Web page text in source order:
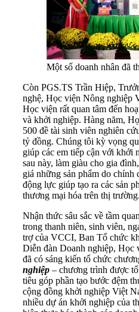
Một số doanh nhân đã
Còn PGS.TS Trần Hiệp,
nghệ, Học viện Nông nghiệp
Học viện rất quan tâm đến
và khởi nghiệp. Hàng năm,
500 đề tài sinh viên nghiên
tỷ đồng. Chúng tôi kỳ vọng
giúp các em tiếp cận với khởi
sau này, làm giàu cho gia
giá những sản phẩm do chính
động lực giúp tạo ra các sản
thương mại hóa trên thị trường.
Nhận thức sâu sắc về tầm
trong thanh niên, sinh viên,
trợ của VCCI, Ban Tổ chức
Diễn đàn Doanh nghiệp, Học
đã có sáng kiến tổ chức
nghiệp – chương trình được
tiêu góp phần tạo bước đệm
cộng đồng khởi nghiệp Việt
nhiều dự án khởi nghiệp của